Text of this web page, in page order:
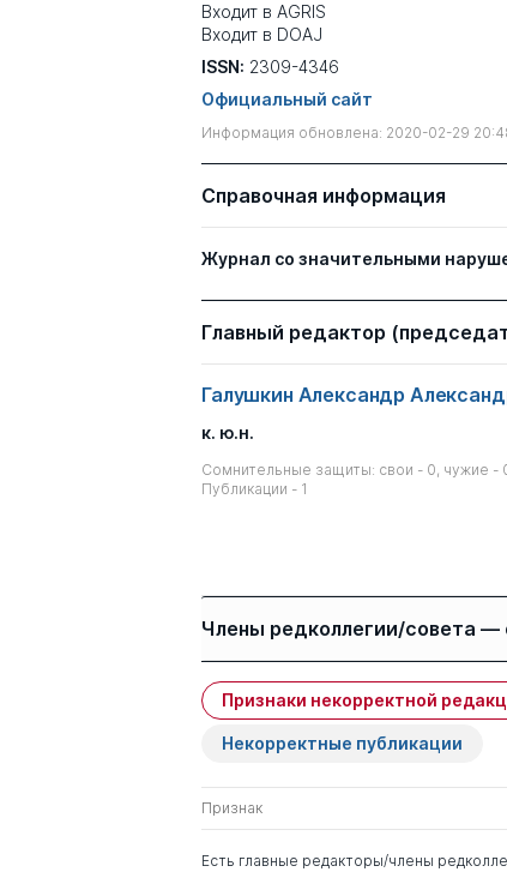
Входит в AGRIS
Входит в DOAJ
ISSN: 2309-4346
Официальный сайт
Информация обновлена: 2020-02-29
Справочная информация
Журнал со значительными
Главный редактор
Галушкин Александр
к. ю.н.
Сомнительные защиты: свои - 0, чужие -
Публикации - 1
Члены редколлегии/совета
Имя
Юрьевна
Пашенцев Дмитрий
д. ю.н.
Признаки некорректной
Некорректные публикации
Признак
Есть главные редакторы/члены